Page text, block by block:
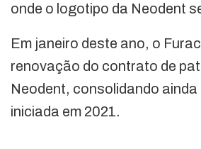
onde o logotipo da Neodent
Em janeiro deste ano, o
renovação do contrato de
Neodent, consolidando
iniciada em 2021.